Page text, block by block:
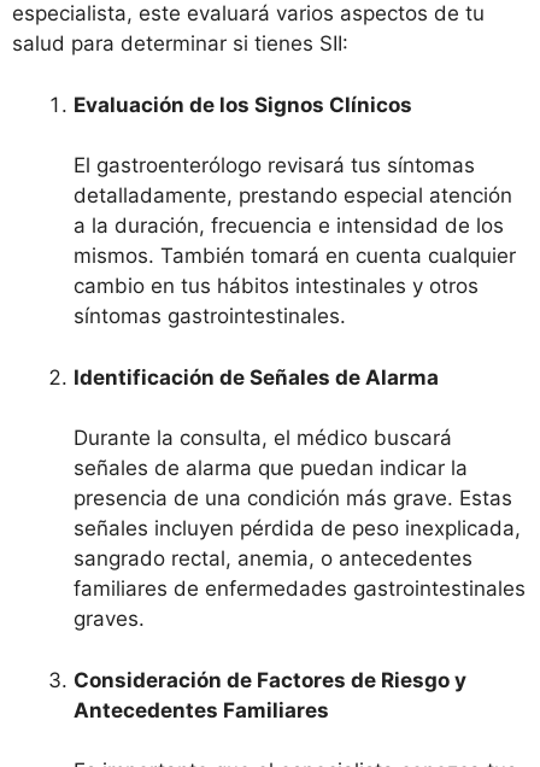
especialista, este evaluará varios aspectos de tu
salud para determinar si tienes SII:
Evaluación de los Signos Clínicos
El gastroenterólogo revisará tus síntomas
detalladamente, prestando especial atención
a la duración, frecuencia e intensidad de los
mismos. También tomará en cuenta cualquier
cambio en tus hábitos intestinales y otros
síntomas gastrointestinales.
Identificación de Señales de Alarma
Durante la consulta, el médico buscará
señales de alarma que puedan indicar la
presencia de una condición más grave. Estas
señales incluyen pérdida de peso inexplicada,
sangrado rectal, anemia, o antecedentes
familiares de enfermedades gastrointestinales
graves.
Consideración de Factores de Riesgo y
Antecedentes Familiares